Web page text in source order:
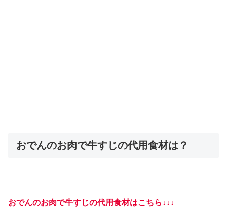
おでんのお肉で牛すじの代用食材は？
おでんのお肉で牛すじの代用食材はこちら↓↓↓